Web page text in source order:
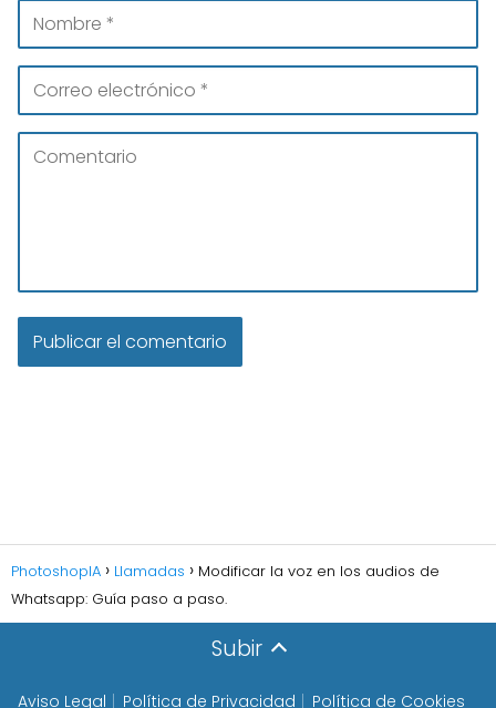
PhotoshopIA Llamadas
Modificar la voz en los audios de
Whatsapp: Guía paso a paso.
Subir
Aviso Legal Política de Privacidad Política de Cookies